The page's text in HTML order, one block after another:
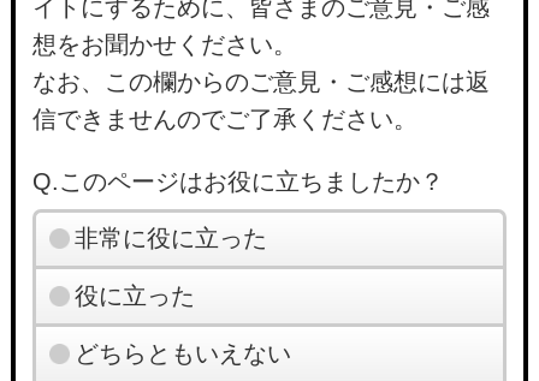
イトにするために、皆さまのご意見・ご感
想をお聞かせください。
なお、この欄からのご意見・ご感想には返
信できませんのでご了承ください。
Q.このページはお役に立ちましたか？
非常に役に立った
役に立った
どちらともいえない